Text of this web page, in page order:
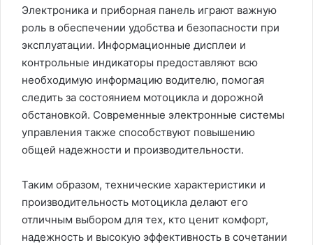
Электроника и приборная панель играют важную
роль в обеспечении удобства и безопасности при
эксплуатации. Информационные дисплеи и
контрольные индикаторы предоставляют всю
необходимую информацию водителю, помогая
следить за состоянием мотоцикла и дорожной
обстановкой. Современные электронные системы
управления также способствуют повышению
общей надежности и производительности.
Таким образом, технические характеристики и
производительность мотоцикла делают его
отличным выбором для тех, кто ценит комфорт,
надежность и высокую эффективность в сочетании